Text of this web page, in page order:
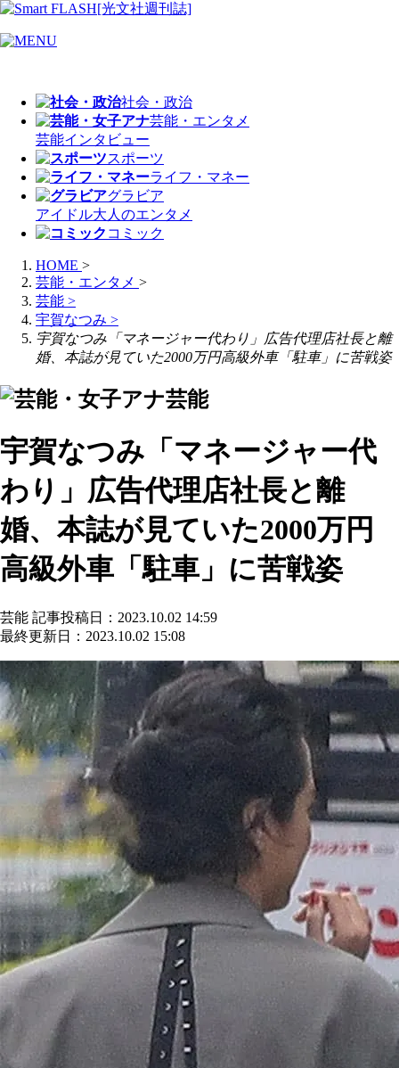
社会・政治
芸能・エンタメ
芸能インタビュー
スポーツ
ライフ・マネー
グラビア
アイドル大人のエンタメ
コミック
HOME >
芸能・エンタメ >
芸能 >
宇賀なつみ >
宇賀なつみ「マネージャー代わり」広告代理店社長と離
婚、本誌が見ていた2000万円高級外車「駐車」に苦戦姿
芸能
宇賀なつみ「マネージャー代
わり」広告代理店社長と離
婚、本誌が見ていた2000万円
高級外車「駐車」に苦戦姿
芸能 記事投稿日：2023.10.02 14:59
最終更新日：2023.10.02 15:08